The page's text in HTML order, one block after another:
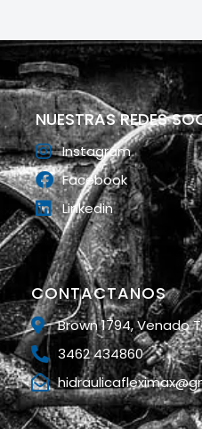
CONTACTANOS
Brown 1794, Venado
3462 434860
NUESTRAS REDES
Instagram
Facebook
Linkedin